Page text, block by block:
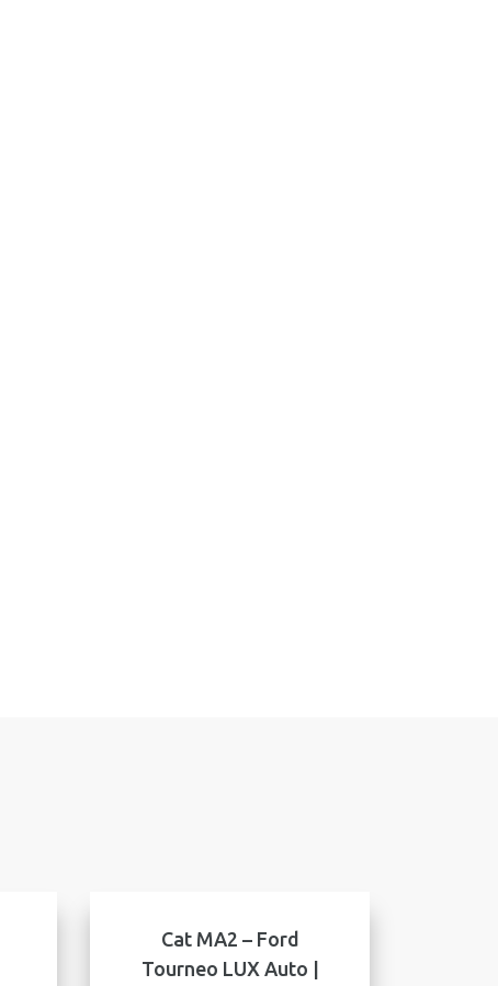
Cat MA2 – Ford
Tourneo LUX Αuto |